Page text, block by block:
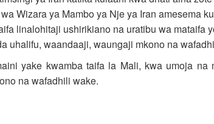
Wizara ya Mambo ya Nje ya Iran amesema
linalohitaji ushirikiano na uratibu wa mataifa
uhalifu, waandaaji, waungaji mkono na
yake kwamba taifa la Mali, kwa umoja na
na wafadhili wake.